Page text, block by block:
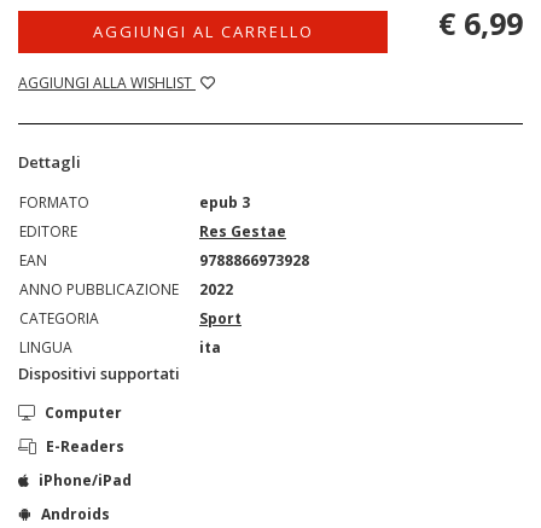
AGGIUNGI AL CARRELLO
AGGIUNGI ALLA WISHLIST
€ 6,99
Dettagli
FORMATO
epub 3
EDITORE
Res Gestae
EAN
9788866973928
ANNO PUBBLICAZIONE
2022
CATEGORIA
Sport
LINGUA
ita
Dispositivi supportati
Computer
E-Readers
iPhone/iPad
Androids